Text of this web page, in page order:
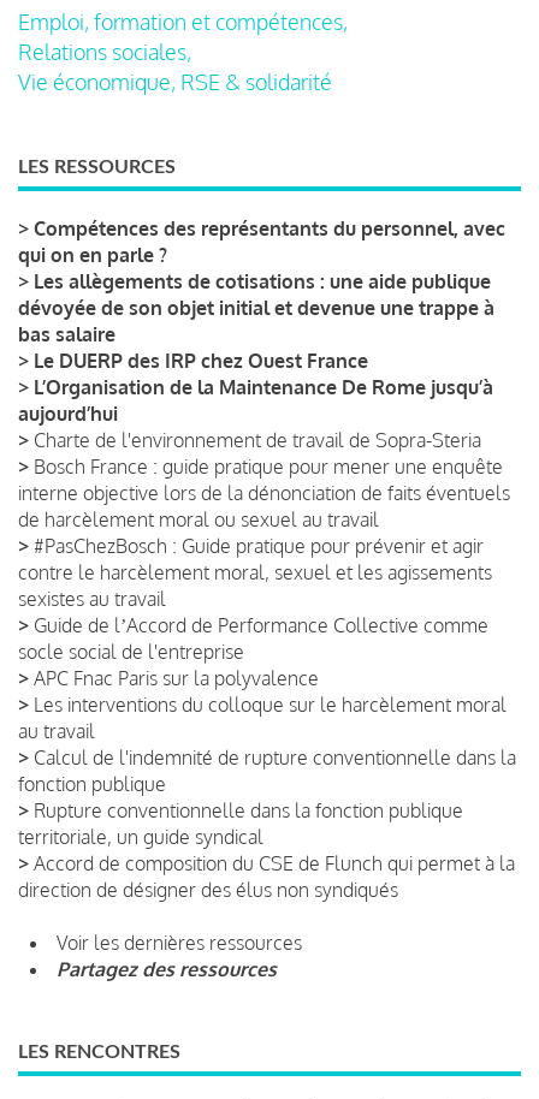
Emploi, formation et compétences,
Relations sociales,
Vie économique, RSE & solidarité
LES RESSOURCES
> Compétences des représentants du personnel, avec
qui on en parle ?
> Les allègements de cotisations : une aide publique
dévoyée de son objet initial et devenue une trappe à
bas salaire
> Le DUERP des IRP chez Ouest France
> L’Organisation de la Maintenance De Rome jusqu’à
aujourd’hui
> Charte de l'environnement de travail de Sopra-Steria
> Bosch France : guide pratique pour mener une enquête
interne objective lors de la dénonciation de faits éventuels
de harcèlement moral ou sexuel au travail
> #PasChezBosch : Guide pratique pour prévenir et agir
contre le harcèlement moral, sexuel et les agissements
sexistes au travail
> Guide de lʼAccord de Performance Collective comme
socle social de l'entreprise
> APC Fnac Paris sur la polyvalence
> Les interventions du colloque sur le harcèlement moral
au travail
> Calcul de l'indemnité de rupture conventionnelle dans la
fonction publique
> Rupture conventionnelle dans la fonction publique
territoriale, un guide syndical
> Accord de composition du CSE de Flunch qui permet à la
direction de désigner des élus non syndiqués
Voir les dernières ressources
Partagez des ressources
LES RENCONTRES